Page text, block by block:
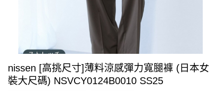
nissen [高挑尺寸]薄料涼感彈力寬腿褲 (日本女
裝大尺碼) NSVCY0124B0010 SS25